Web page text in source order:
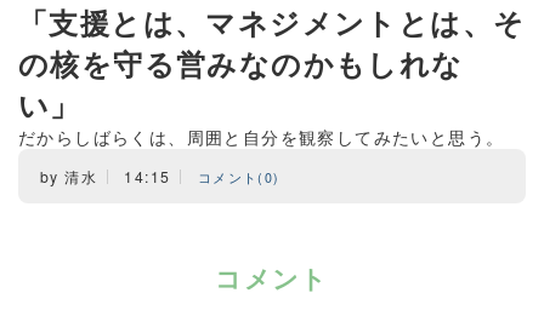
「支援とは、マネジメントとは、そ
の核を守る営みなのかもしれな
い」
だからしばらくは、周囲と自分を観察してみたいと思う。
by清水 14:15 コメント(0)
コメント